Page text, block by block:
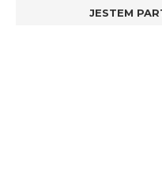
JESTEM